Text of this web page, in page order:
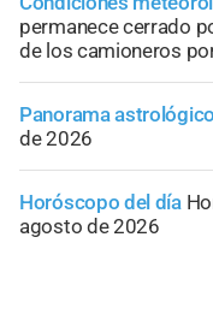
permanece cerrado
de los camioneros
Panorama astrológico
de 2026
Horóscopo del día
agosto de 2026